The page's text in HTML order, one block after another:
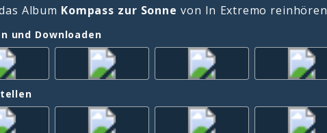
Album Kompass zur Sonne von In Extremo reinhören
und Downloaden